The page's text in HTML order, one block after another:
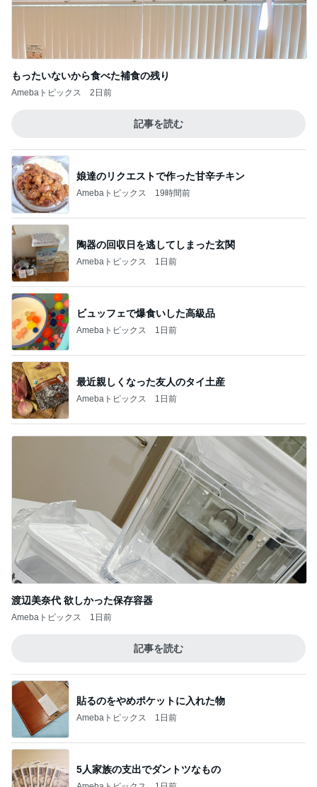
もったいないから食べた補食の残り
Amebaトピックス 2日前
記事を読む
娘達のリクエストで作った甘辛チキン
Amebaトピックス 19時間前
陶器の回収日を逃してしまった玄関
Amebaトピックス 1日前
ビュッフェで爆食いした高級品
Amebaトピックス 1日前
最近親しくなった友人のタイ土産
Amebaトピックス 1日前
渡辺美奈代 欲しかった保存容器
Amebaトピックス 1日前
記事を読む
貼るのをやめポケットに入れた物
Amebaトピックス 1日前
5人家族の支出でダントツなもの